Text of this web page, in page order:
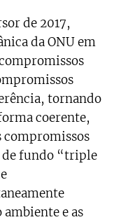
de 2017,
da ONU em
tornando
coerente,
compromissos
fundo “triple
e as